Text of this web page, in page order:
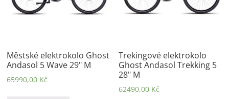
Městské elektrokolo Ghost
Andasol 5 Wave 29" M
65990,00 Kč
Trekingové elektrokolo
Ghost Andasol Trekking 5
28" M
62490,00 Kč